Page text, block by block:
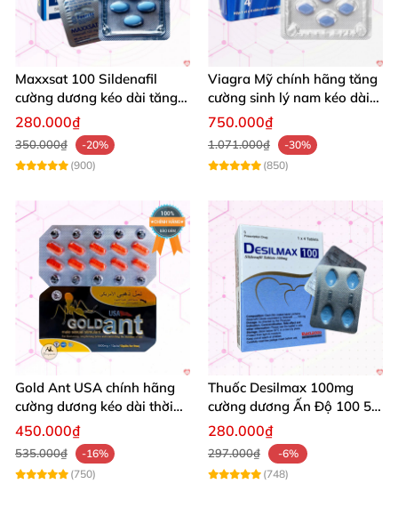
Maxxsat 100 Sildenafil
cường dương kéo dài tăng
cường sinh lý nam
280.000₫
350.000₫
-20%
(900)
Viagra Mỹ chính hãng tăng
cường sinh lý nam kéo dài
quan hệ
750.000₫
1.071.000₫
-30%
(850)
Gold Ant USA chính hãng
cường dương kéo dài thời
gian - Kiến Vàng Đen Tây
450.000₫
535.000₫
-16%
(750)
Thuốc Desilmax 100mg
cường dương Ấn Độ 100 50
mg tăng sinh lý tốt nhất
280.000₫
297.000₫
-6%
(748)